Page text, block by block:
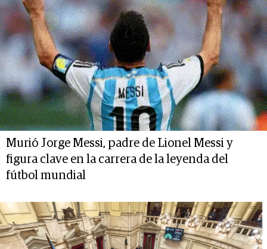
Murió Jorge Messi, padre de Lionel Messi y
figura clave en la carrera de la leyenda del
fútbol mundial